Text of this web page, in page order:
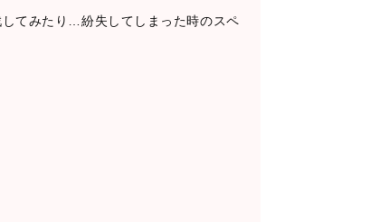
てみたり…紛失してしまった時のスペ